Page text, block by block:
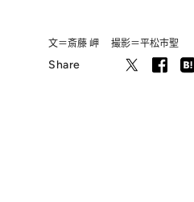
文＝斎藤 岬 撮影＝平松市聖
Share